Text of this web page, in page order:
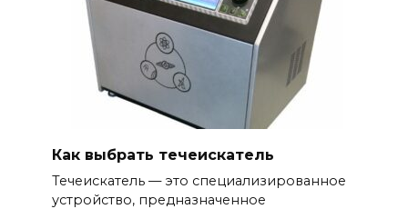
Как выбрать течеискатель
Течеискатель — это специализированное
устройство, предназначенное